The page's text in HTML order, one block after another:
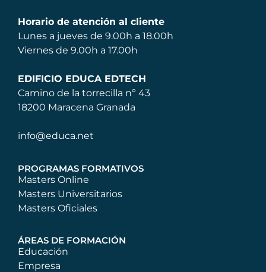
Horario de atención al cliente
Lunes a jueves de 9.00h a 18.00h
Viernes de 9.00h a 17.00h
EDIFICIO EDUCA EDTECH
Camino de la torrecilla nº 43
18200 Maracena Granada
info@educa.net
PROGRAMAS FORMATIVOS
Masters Online
Masters Universitarios
Masters Oficiales
ÁREAS DE FORMACIÓN
Educación
Empresa